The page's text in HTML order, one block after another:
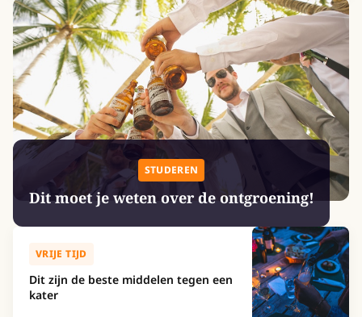
STUDEREN
Dit moet je weten over de ontgroening!
VRIJE TIJD
Dit zijn de beste middelen tegen een
kater